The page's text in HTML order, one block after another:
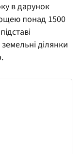
в дарунок
понад 1500
ділянки